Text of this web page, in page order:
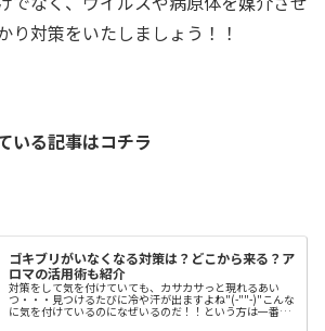
り対策をいたしましょう！！
いる記事はコチラ
ゴキブリがいなくなる対策は？どこから来る？ア
ロマの活用術も紹介
対策をして気を付けていても、カサカサっと現れるあい
つ・・・見つけるたびに冷や汗が出ますよね"(-""-)"こんな
に気を付けているのになぜいるのだ！！という方は一番大
切なアレを見落としているかも。今回は、ゴキブリがいな